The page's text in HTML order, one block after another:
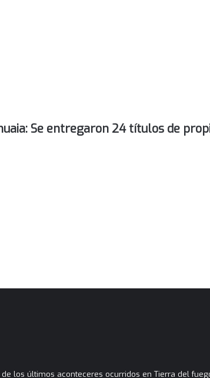
Se entregaron 24 títulos de
los últimos aconteceres ocurridos en Tierra del